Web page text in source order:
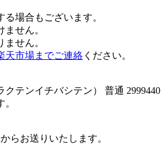
場合もございます。
せん。
せん。
天市場までご連絡 ください。
テンイチバシテン） 普通
らお送りいたします。